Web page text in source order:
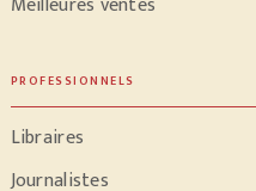
PROFESSIONNELS
Libraires
Journalistes